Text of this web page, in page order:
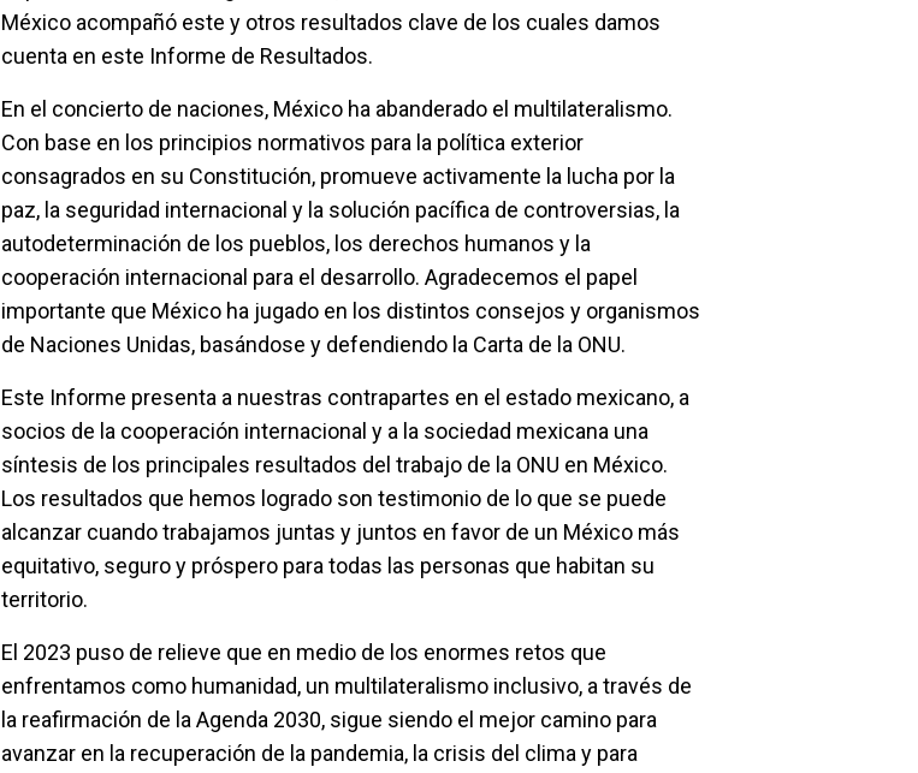
México acompañó este y otros resultados clave de los cuales damos
cuenta en este Informe de Resultados.
En el concierto de naciones, México ha abanderado el multilateralismo.
Con base en los principios normativos para la política exterior
consagrados en su Constitución, promueve activamente la lucha por la
paz, la seguridad internacional y la solución pacífica de controversias, la
autodeterminación de los pueblos, los derechos humanos y la
cooperación internacional para el desarrollo. Agradecemos el papel
importante que México ha jugado en los distintos consejos y organismos
de Naciones Unidas, basándose y defendiendo la Carta de la ONU.
Este Informe presenta a nuestras contrapartes en el estado mexicano, a
socios de la cooperación internacional y a la sociedad mexicana una
síntesis de los principales resultados del trabajo de la ONU en México.
Los resultados que hemos logrado son testimonio de lo que se puede
alcanzar cuando trabajamos juntas y juntos en favor de un México más
equitativo, seguro y próspero para todas las personas que habitan su
territorio.
El 2023 puso de relieve que en medio de los enormes retos que
enfrentamos como humanidad, un multilateralismo inclusivo, a través de
la reafirmación de la Agenda 2030, sigue siendo el mejor camino para
avanzar en la recuperación de la pandemia, la crisis del clima y para